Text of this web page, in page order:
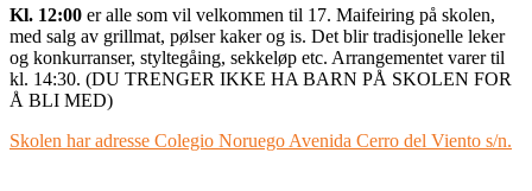
Kl. 12:00 er alle som vil velkommen til 17. Maifeiring på skolen,
med salg av grillmat, pølser kaker og is. Det blir tradisjonelle leker
og konkurranser, styltegåing, sekkeløp etc. Arrangementet varer til
kl. 14:30. (DU TRENGER IKKE HA BARN PÅ SKOLEN FOR
Å BLI MED)
Skolen har adresse Colegio Noruego Avenida Cerro del Viento s/n.